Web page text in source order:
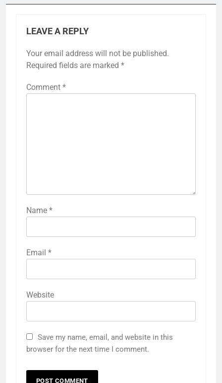
LEAVE A REPLY
Your email address will not be published.
Required fields are marked *
Comment *
Name *
Email *
Website
Save my name, email, and website in this
browser for the next time I comment.